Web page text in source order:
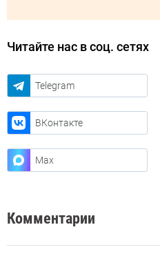
Читайте нас в соц. сетях
Telegram
ВКонтакте
Max
Комментарии